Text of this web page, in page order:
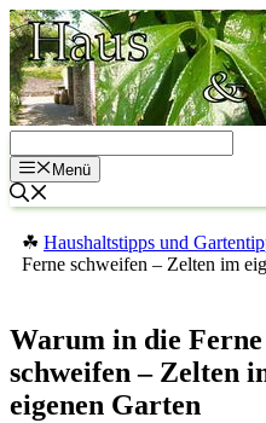
Zum
Inhalt
springen
Menü
☘ Haushaltstipps und
Ferne schweifen – Zelten im
Warum in die Ferne
schweifen – Zelten
eigenen Garten